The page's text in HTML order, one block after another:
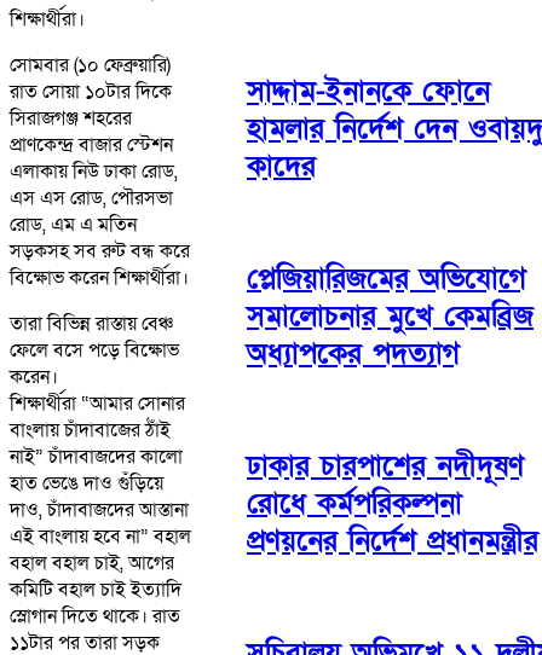
শিক্ষার্থীরা।
সোমবার (১০ ফেব্রুয়ারি)
রাত সোয়া ১০টার দিকে
সিরাজগঞ্জ শহরের
প্রাণকেন্দ্র বাজার স্টেশন
এলাকায় নিউ ঢাকা রোড,
এস এস রোড, পৌরসভা
রোড, এম এ মতিন
সড়কসহ সব রুট বন্ধ করে
বিক্ষোভ করেন শিক্ষার্থীরা।
তারা বিভিন্ন রাস্তায় বেঞ্চ
ফেলে বসে পড়ে বিক্ষোভ
করেন।
শিক্ষার্থীরা “আমার সোনার
বাংলায় চাঁদাবাজের ঠাঁই
নাই” চাঁদাবাজদের কালো
হাত ভেঙে দাও গুঁড়িয়ে
দাও, চাঁদাবাজদের আস্তানা
এই বাংলায় হবে না” বহাল
বহাল বহাল চাই, আগের
কমিটি বহাল চাই ইত্যাদি
স্লোগান দিতে থাকে। রাত
১১টার পর তারা সড়ক
সাদ্দাম-ইনানকে ফোনে
হামলার নির্দেশ দেন
কাদের
প্লেজিয়ারিজমের অভিযোগে
সমালোচনার মুখে কেমব্রিজ
অধ্যাপকের পদত্যাগ
ঢাকার চারপাশের নদীদূষণ
রোধে কর্মপরিকল্পনা
প্রণয়নের নির্দেশ প্রধানমন্ত্রীর